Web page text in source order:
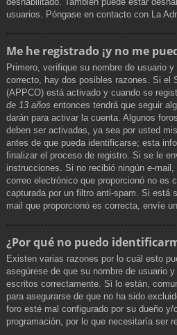
usuarios. Póngase en contacto con La
Me he registrado ¡y no me
Primero, verifique su nombre de usuario
correcto, hay dos posibles razones. Si el
(APPCO) está activado y cuando se
de 13 años entonces tendrá que seguir
darán para activar la cuenta. Algunos
deben ser activadas, ya sea por usted
antes de que pueda identificarse; esta
finalizar el proceso de registro. Si se le
instrucciones. Si no recibió ningún e-
correo electrónico que proporcionó no es
capturada por un filtro anti-spam. Si está
mail que proporcionó es correcta, envíe
¿Por qué no puedo
Existen varias razones por lo cuál esto
asegúrese de que su nombre de usuario
escritos correctamente. Si lo están,
para asegurarse de que no ha sido
foro esté mal configurado por su dueño
programación, por lo que necesitaría ser